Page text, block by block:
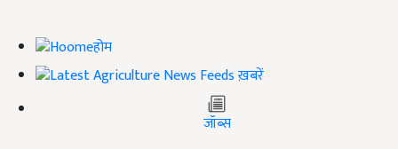
होम
ख़बरें
जॉब्स